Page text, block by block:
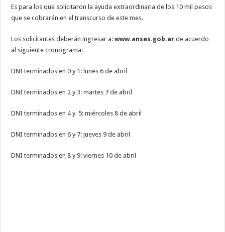
Es para los que solicitaron la ayuda extraordinaria de los 10 mil pesos
que se cobrarán en el transcurso de este mes.
Los solicitantes deberán ingresar a: www.anses.gob.ar de acuerdo
al siguiente cronograma:
DNI terminados en 0 y 1: lunes 6 de abril
DNI terminados en 2 y 3: martes 7 de abril
DNI terminados en 4 y 5: miércoles 8 de abril
DNI terminados en 6 y 7: jueves 9 de abril
DNI terminados en 8 y 9: viernes 10 de abril